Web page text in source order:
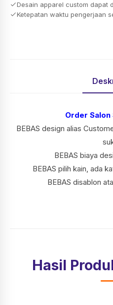
Desain apparel custom dapat
Ketepatan waktu pengerjaan
Order Salon
BEBAS design alias
BEBAS biaya
BEBAS pilih kain, ada
BEBAS disablon
Hasil